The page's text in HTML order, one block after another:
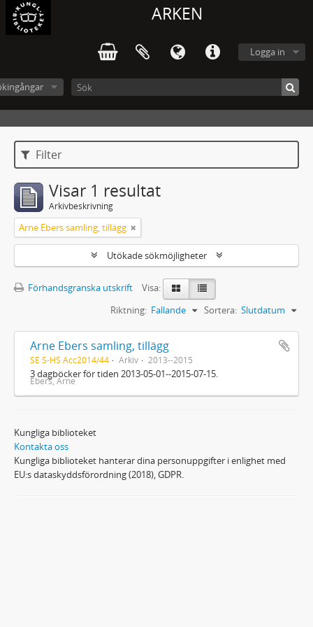
ARKEN
Logga in
Filter
Visar 1 resultat
Arkivbeskrivning
Arne Ebers samling, tillägg
Utökade sökmöjligheter
Förhandsgranska utskrift
Visa:
Sortera: Slutdatum
Riktning: Fallande
Arne Ebers samling, tillägg
SE S-HS Acc2014/44 Arkiv 2013--2015
3 dagböcker för tiden 2013-05-01--2015-07-15.
Ebers, Arne
Kungliga biblioteket
Kontakta oss
Kungliga biblioteket hanterar dina personuppgifter i enlighet med
EU:s dataskyddsförordning (2018), GDPR.